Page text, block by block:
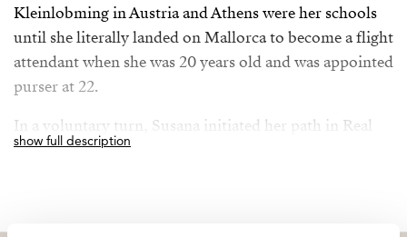
Kleinlobming in Austria and Athens were her schools
until she literally landed on Mallorca to become a flight
attendant when she was 20 years old and was appointed
purser at 22.
In a voluntary turn, Susana initiated her path in Real
Estate in 1998 as a successful real estate sales consultant
show full description